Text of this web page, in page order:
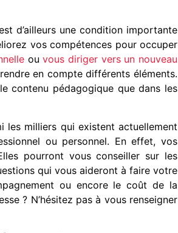
d’ailleurs une condition importante
vos compétences pour occuper
ouvous diriger vers un nouveau
en compte différents éléments.
contenu pédagogique que dans les
milliers qui existent actuellement
ou personnel. En effet, vos
pourront vous conseiller sur les
qui vous aideront à faire votre
ou encore le coût de la
? N’hésitez pas à vous renseigner